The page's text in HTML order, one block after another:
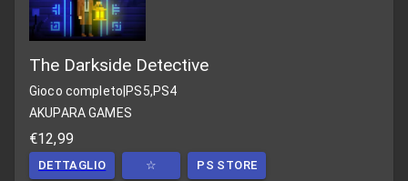
The Darkside Detective
Gioco completo|PS5,PS4
AKUPARA GAMES
€12,99
DETTAGLIO ☆ PS STORE